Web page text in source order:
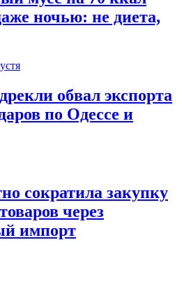
ночью: не диета,
обвал экспорта
по Одессе и
сократила закупку
через
импорт